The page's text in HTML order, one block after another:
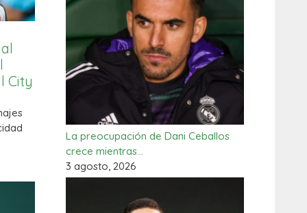
City
La preocupación de Dani Ceballos
crece mientras…
3 agosto, 2026